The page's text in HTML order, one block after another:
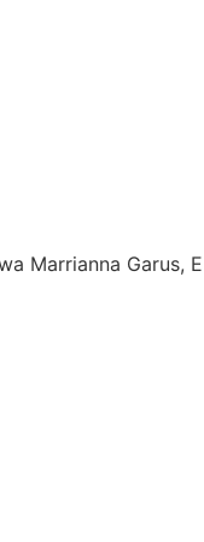
Marrianna Garus,